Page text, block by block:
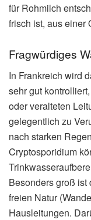
für Rohmilch
frisch ist, aus einer
Fragwürdiges
In Frankreich wird
sehr gut
oder veralteten
gelegentlich zu
nach starken
Cryptosporidium
Besonders groß ist
freien Natur
Hausleitungen.